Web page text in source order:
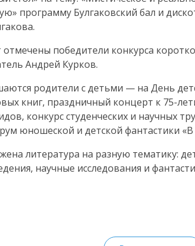
программу Булгаковский бал и
победители конкурса
Андрей Курков.
родители с детьми — на День
книг, праздничный концерт к 75-
, конкурс студенческих и научных
юношеской и детской фантастики
литература на разную тематику:
научные исследования и